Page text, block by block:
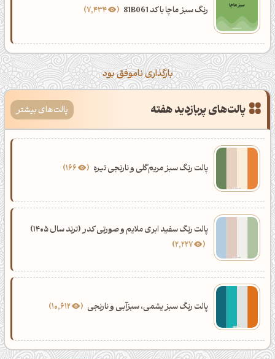
رنگ سبز ماچا با کد 81B061 7,434
بارگذاری ناموفق بود
پالت‌های پربازدید هفته پالت‌های بیشتر
پالت رنگ سبز مریم‌گلی و نارنجی تیره
پالت رنگ سفید ابری ملایم و صورتی کدر (ترند سال 1405)
2,227
پالت رنگ سبز یشمی، سبزآبی و نارنجی 10,612